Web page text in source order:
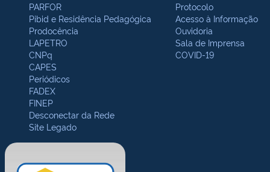
PARFOR
Pibid e Residência Pedagógica
Prodocência
LAPETRO
CNPq
CAPES
Periódicos
FADEX
FINEP
Desconectar da Rede
Site Legado
Protocolo
Acesso à Informação
Ouvidoria
Sala de Imprensa
COVID-19